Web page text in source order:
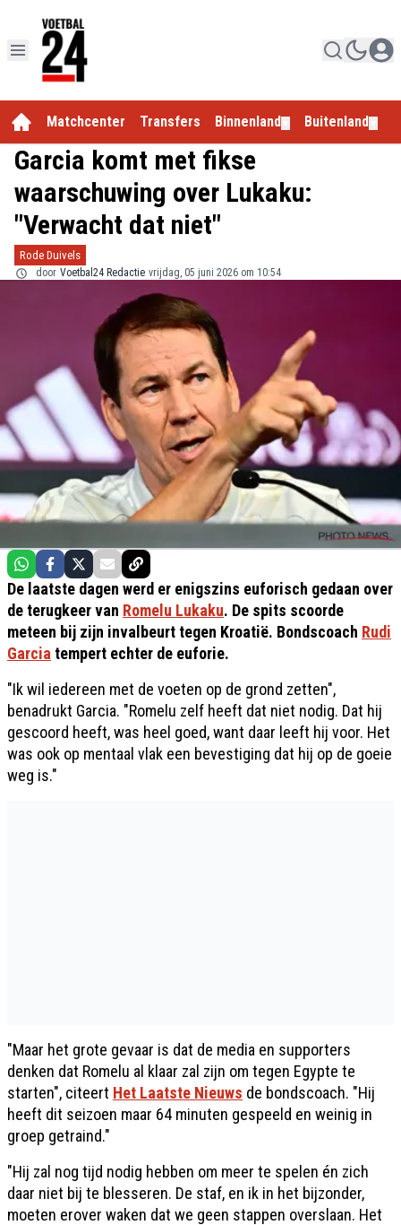
Matchcenter Transfers Binnenland Buitenland
Garcia komt met fikse
waarschuwing over Lukaku:
"Verwacht dat niet"
Rode Duivels
door Voetbal24 Redactie vrijdag, 05 juni 2026 om 10:54
De laatste dagen werd er enigszins euforisch gedaan over
de terugkeer van Romelu Lukaku. De spits scoorde
meteen bij zijn invalbeurt tegen Kroatië. Bondscoach Rudi
Garcia tempert echter de euforie.
"Ik wil iedereen met de voeten op de grond zetten",
benadrukt Garcia. "Romelu zelf heeft dat niet nodig. Dat hij
gescoord heeft, was heel goed, want daar leeft hij voor. Het
was ook op mentaal vlak een bevestiging dat hij op de goeie
weg is."
"Maar het grote gevaar is dat de media en supporters
denken dat Romelu al klaar zal zijn om tegen Egypte te
starten", citeert Het Laatste Nieuws de bondscoach. "Hij
heeft dit seizoen maar 64 minuten gespeeld en weinig in
groep getraind."
"Hij zal nog tijd nodig hebben om meer te spelen én zich
daar niet bij te blesseren. De staf, en ik in het bijzonder,
moeten erover waken dat we geen stappen overslaan. Het